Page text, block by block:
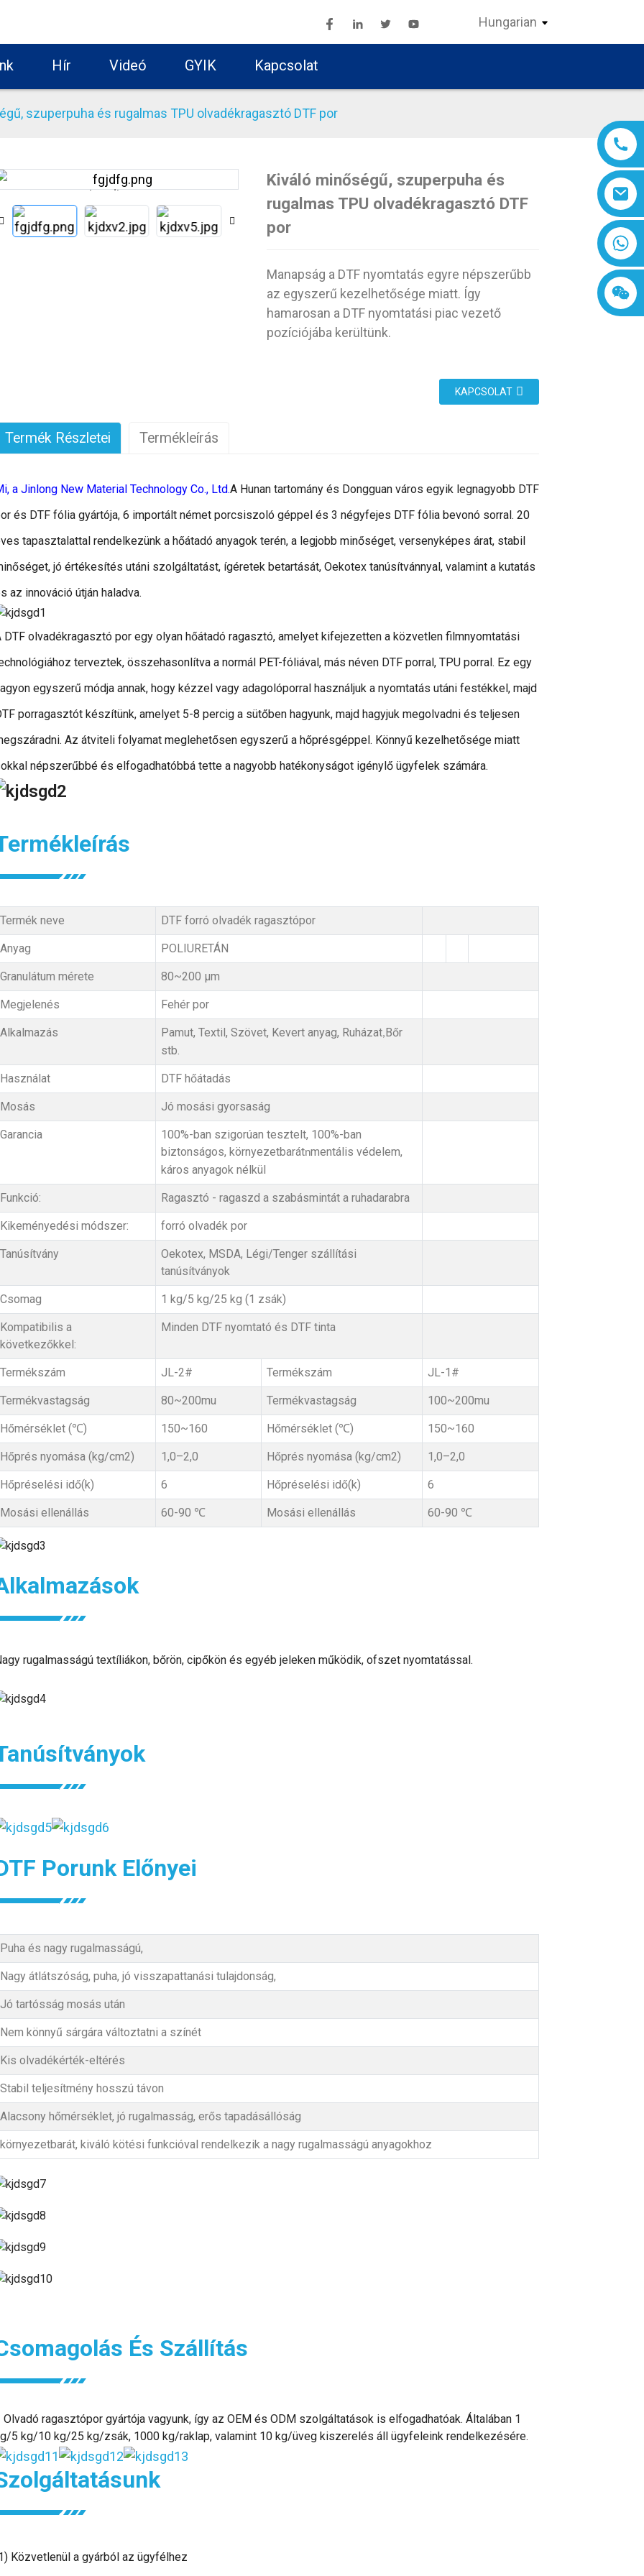
Hungarian
Hír Videó GYIK Kapcsolat
szuperpuha és rugalmas TPU olvadékragasztó DTF por
Loading...
Loading... Loading...
Loading...
Kiváló minőségű, szuperpuha és
rugalmas TPU olvadékragasztó DTF
por
Manapság a DTF nyomtatás egyre népszerűbb
az egyszerű kezelhetősége miatt. Így
hamarosan a DTF nyomtatási piac vezető
pozíciójába kerültünk.
KAPCSOLAT
Termék Részletei Termékleírás
a Jinlong New Material Technology Co., Ltd.A Hunan tartomány és Dongguan város egyik legnagyobb DTF
és DTF fólia gyártója, 6 importált német porcsiszoló géppel és 3 négyfejes DTF fólia bevonó sorral. 20
tapasztalattal rendelkezünk a hőátadó anyagok terén, a legjobb minőséget, versenyképes árat, stabil
jó értékesítés utáni szolgáltatást, ígéretek betartását, Oekotex tanúsítvánnyal, valamint a kutatás
az innováció útján haladva.
DTF olvadékragasztó por egy olyan hőátadó ragasztó, amelyet kifejezetten a közvetlen filmnyomtatási
terveztek, összehasonlítva a normál PET-fóliával, más néven DTF porral, TPU porral. Ez egy
egyszerű módja annak, hogy kézzel vagy adagolóporral használjuk a nyomtatás utáni festékkel, majd
porragasztót készítünk, amelyet 5-8 percig a sütőben hagyunk, majd hagyjuk megolvadni és teljesen
Az átviteli folyamat meglehetősen egyszerű a hőprésgéppel. Könnyű kezelhetősége miatt
népszerűbbé és elfogadhatóbbá tette a nagyobb hatékonyságot igénylő ügyfelek számára.
Termék neve DTF forró olvadék ragasztópor
Anyag POLIURETÁN
Granulátum mérete 80~200 μm
Megjelenés Fehér por
Alkalmazás Pamut, Textil, Szövet, Kevert anyag, Ruházat,Bőr
stb.
Használat DTF hőátadás
Mosás Jó mosási gyorsaság
Garancia
100%-ban szigorúan tesztelt, 100%-ban
biztonságos, környezetbarátnmentális védelem,
káros anyagok nélkül
Funkció: Ragasztó - ragaszd a szabásmintát a ruhadarabra
Kikeményedési módszer: forró olvadék por
Tanúsítvány
Oekotex, MSDA, Légi/Tenger szállítási
tanúsítványok
Csomag 1 kg/5 kg/25 kg (1 zsák)
Kompatibilis a
következőkkel:
Minden DTF nyomtató és DTF tinta
Termékszám JL-2# Termékszám JL-1#
Termékvastagság 80~200mu Termékvastagság 100~200mu
Hőmérséklet (℃) 150~160 Hőmérséklet (℃) 150~160
Hőprés nyomása (kg/cm2) 1,0–2,0 Hőprés nyomása (kg/cm2) 1,0–2,0
Hőpréselési idő(k) 6 Hőpréselési idő(k) 6
Mosási ellenállás 60-90 ℃ Mosási ellenállás 60-90 ℃
rugalmasságú textíliákon, bőrön, cipőkön és egyéb jeleken működik, ofszet nyomtatással.
Porunk Előnyei
Puha és nagy rugalmasságú,
Nagy átlátszóság, puha, jó visszapattanási tulajdonság,
Jó tartósság mosás után
Nem könnyű sárgára változtatni a színét
Kis olvadékérték-eltérés
Stabil teljesítmény hosszú távon
Alacsony hőmérséklet, jó rugalmasság, erős tapadásállóság
környezetbarát, kiváló kötési funkcióval rendelkezik a nagy rugalmasságú anyagokhoz
És Szállítás
Olvadó ragasztópor gyártója vagyunk, így az OEM és ODM szolgáltatások is elfogadhatóak. Általában 1
5 kg/10 kg/25 kg/zsák, 1000 kg/raklap, valamint 10 kg/üveg kiszerelés áll ügyfeleink rendelkezésére.
Közvetlenül a gyárból az ügyfélhez